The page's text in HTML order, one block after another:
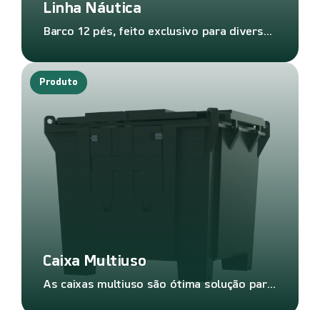
Linha Náutica
Barco 12 pés, feito exclusivo para diversão em família.
Produto
Caixa Multiuso
As caixas multiuso são ótima solução para transporte e o armazenamento, mantendo o produto em um ambiente seco, seguro e protegido.